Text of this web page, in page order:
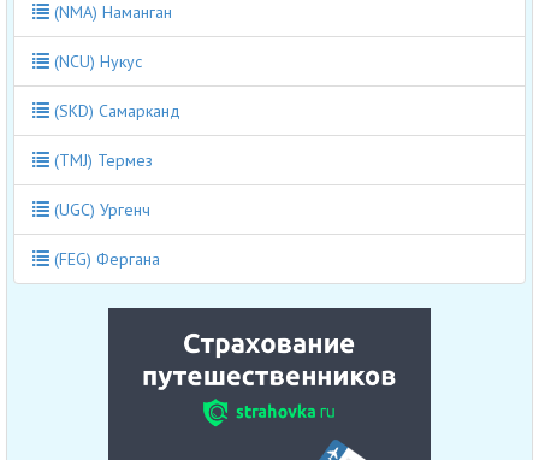
(NMA) Наманган
(NCU) Нукус
(SKD) Самарканд
(TMJ) Термез
(UGC) Ургенч
(FEG) Фергана